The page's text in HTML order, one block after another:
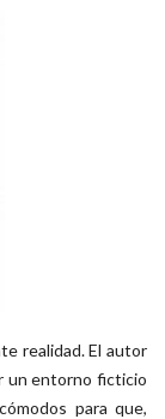
realidad. El autor
un entorno ficticio
para que,